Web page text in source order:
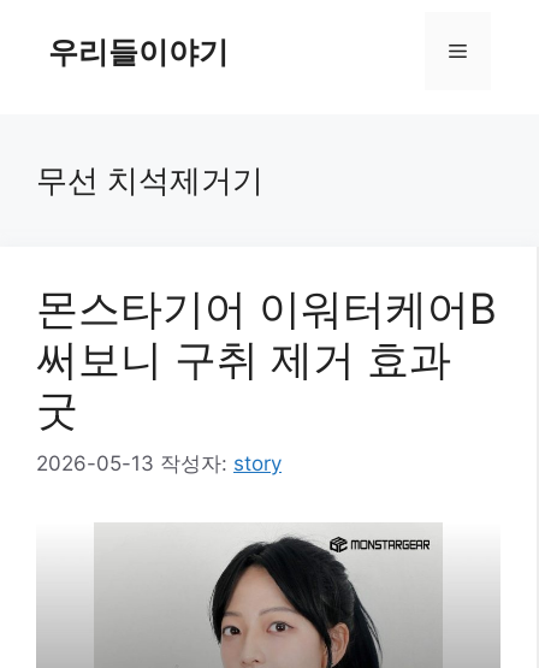
우리들이야기 메
무선 치석제거기
몬스타기어 이워터케어B
써보니 구취 제거 효과
굿
2026-05-13 작성자: story